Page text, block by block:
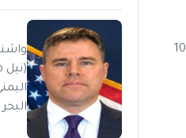
الجمعة 6 يوليو، والسبت 7 يوليو، بنفس التوقيتين. وستقام مباراتا نصف النهائي في يومين متتاليين، الثلاثاء 10
(نيل